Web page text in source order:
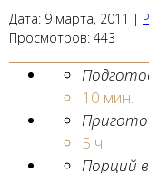
Дата: 9 марта, 2011 |
Просмотров: 443
10 мин.
5 ч.
Порций